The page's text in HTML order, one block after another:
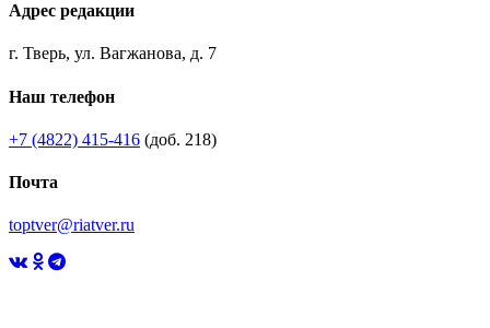
Адрес редакции
г. Тверь, ул. Вагжанова, д. 7
Наш телефон
+7 (4822) 415-416 (доб. 218)
Почта
toptver@riatver.ru